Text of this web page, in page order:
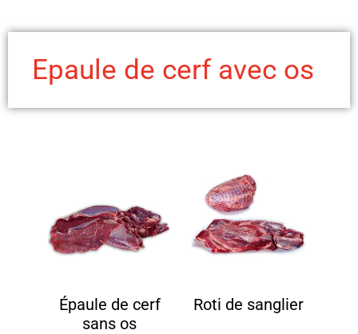
Epaule de cerf avec os
Épaule de cerf
sans os
Roti de sanglier